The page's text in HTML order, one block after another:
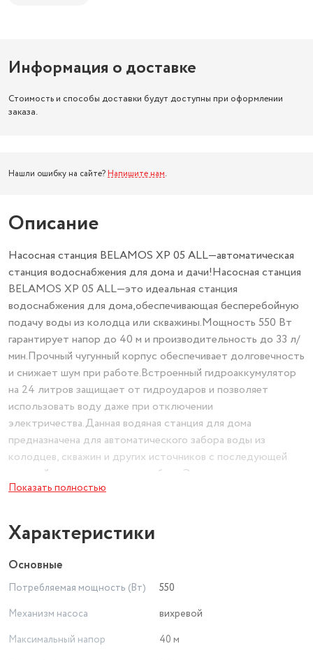
Информация о доставке
Стоимость и способы доставки будут доступны при оформлении
заказа.
Нашли ошибку на сайте? Напишите нам.
Описание
Насосная станция BELAMOS XP 05 ALL—автоматическая
станция водоснабжения для дома и дачи!Насосная станция
BELAMOS XP 05 ALL—это идеальная станция
водоснабжения для дома,обеспечивающая бесперебойную
подачу воды из колодца или скважины.Мощность 550 Вт
гарантирует напор до 40 м и производительность до 33 л/
мин.Прочный чугунный корпус обеспечивает долговечность
и снижает шум при работе.Встроенный гидроаккумулятор
на 24 литров защищает от гидроударов и позволяет
использовать воду даже при отключении
электричества.Данная водяная станция для дома
предназначена для автоматического забора воды из
колодцев, скважин и других источников с последующей
подачей во все точки водоразбора.Эта автоматическая
станция водоснабжения оснащена интеллектуальным реле
самостоятельно включается при открытии крана и
отключается при закрытии, поддерживая стабильное
давление в системе.Насосная станция для воды
обеспечивает напор до 40 метров и производительность
до 33 л/мин. Этого достаточно для одновременного
поливочных систем.Она эффективно поднимает воду с
Показать полностью
Характеристики
Основные
Потребляемая мощность (Вт)
550
Механизм насоса
вихревой
Максимальный напор
40 м